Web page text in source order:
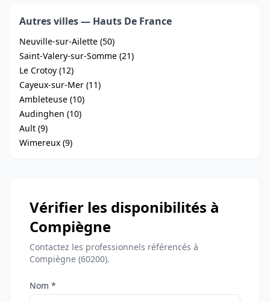
Autres villes — Hauts De France
Neuville-sur-Ailette (50)
Saint-Valery-sur-Somme (21)
Le Crotoy (12)
Cayeux-sur-Mer (11)
Ambleteuse (10)
Audinghen (10)
Ault (9)
Wimereux (9)
Vérifier les disponibilités à
Compiègne
Contactez les professionnels référencés à
Compiègne (60200).
Nom *